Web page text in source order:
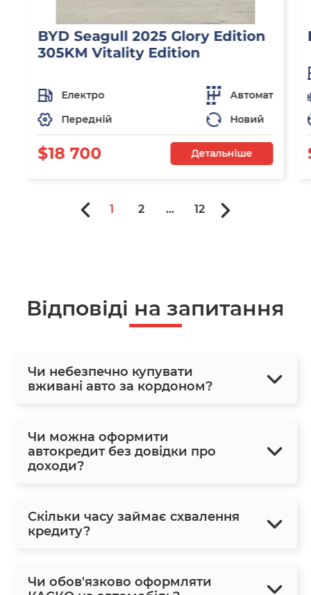
BYD Seagull 2025 Glory Edition
305KM Vitality Edition
Електро
Автомат
Передній
Новий
$18 700 Детальніше
1 2 ... 12
Відповіді на запитання
Чи небезпечно купувати
вживані авто за кордоном?
Чи можна оформити
автокредит без довідки про
доходи?
Скільки часу займає схвалення
кредиту?
Чи обов'язково оформляти